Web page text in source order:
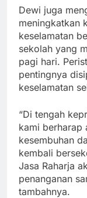
Dewi juga
meningkatkan
keselamatan
sekolah yang
pagi hari.
pentingnya
keselamatan
“Di tengah
kami berharap
kesembuhan
kembali
Jasa Raharja
penanganan
tambahnya.